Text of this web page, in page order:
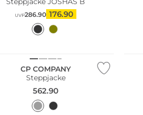
UVP286.90 176.90
CP COMPANY
Steppjacke
562.90